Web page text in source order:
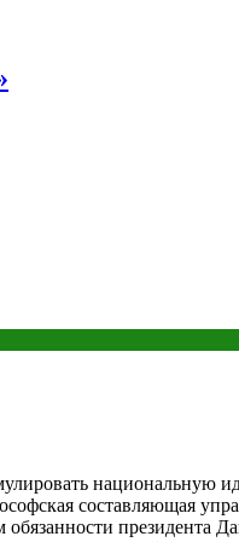
национальную
составляющая
президента